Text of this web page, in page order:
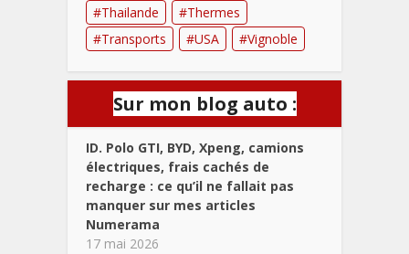
Thailande
Thermes
Transports
USA Vignoble
Sur mon blog auto :
ID. Polo GTI, BYD, Xpeng, camions
électriques, frais cachés de
recharge : ce qu’il ne fallait pas
manquer sur mes articles
Numerama
17 mai 2026